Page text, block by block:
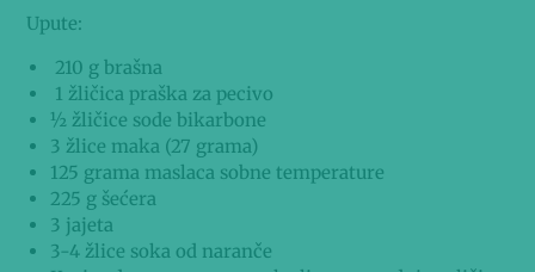
Upute:
210 g brašna
1 žličica praška za pecivo
½ žličice sode bikarbone
3 žlice maka (27 grama)
125 grama maslaca sobne temperature
225 g šećera
3 jajeta
3-4 žlice soka od naranče